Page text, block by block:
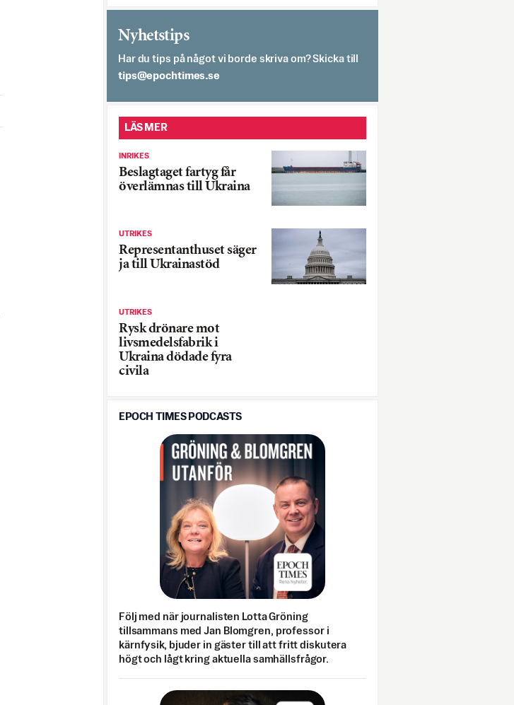
Nyhetstips
Har du tips på något vi borde skriva om? Skicka till
es.semithcope@spit
LÄS MER
INRIKES
Beslagtaget fartyg får
överlämnas till Ukraina
UTRIKES
Representanthuset säger
ja till Ukrainastöd
UTRIKES
Rysk drönare mot
livsmedelsfabrik i
Ukraina dödade fyra
civila
EPOCH TIMES PODCASTS
Följ med när journalisten Lotta Gröning
tillsammans med Jan Blomgren, professor i
kärnfysik, bjuder in gäster till att fritt diskutera
högt och lågt kring aktuella samhällsfrågor.